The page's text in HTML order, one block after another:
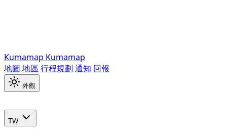
Kumamap Kumamap
地圖 地區 行程規劃 通知 回報
外觀
TW